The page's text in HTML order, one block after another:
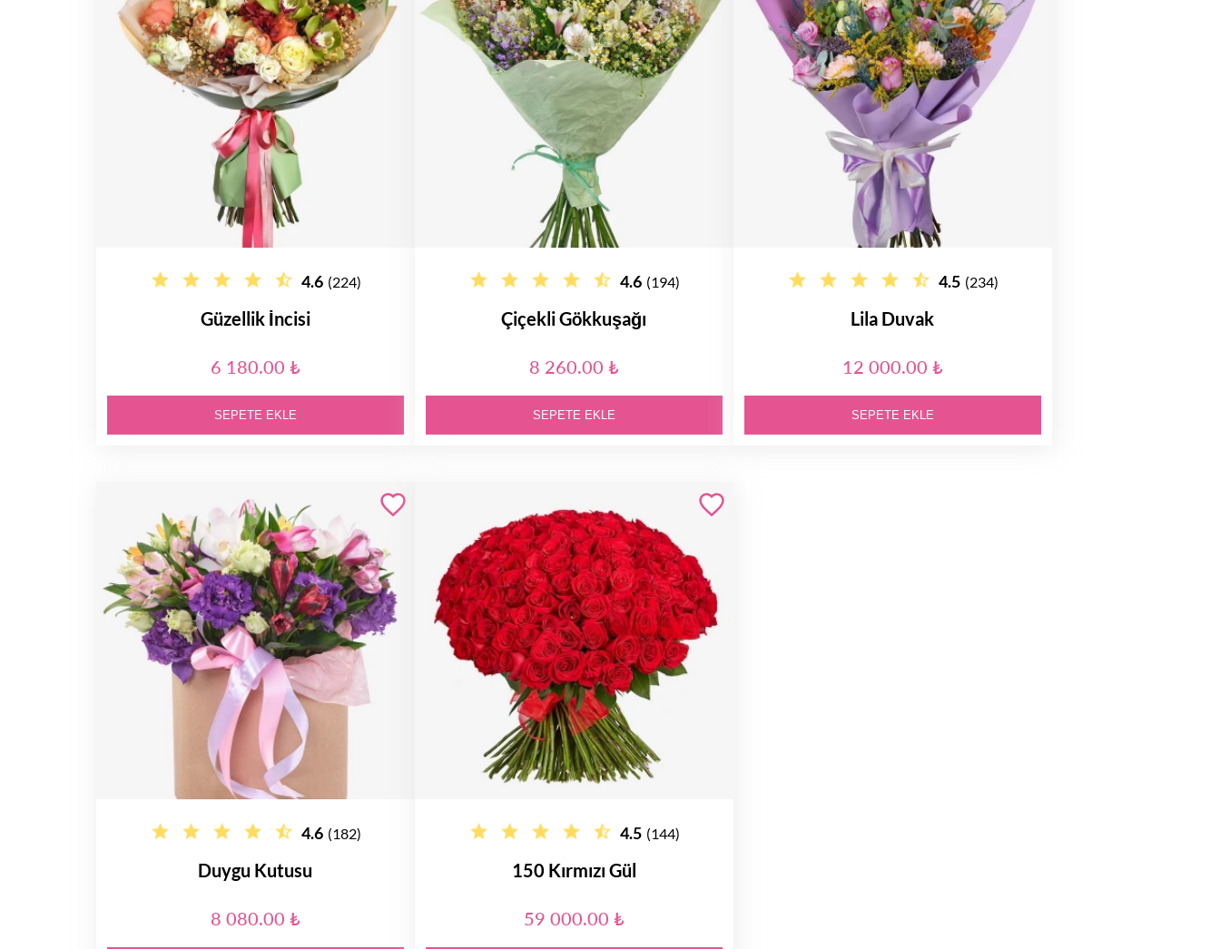
4.6 (224)
Güzellik İncisi
6 180.00 ₺
SEPETE EKLE
4.6 (194)
Çiçekli Gökkuşağı
8 260.00 ₺
SEPETE EKLE
4.5 (234)
Lila Duvak
12 000.00 ₺
SEPETE EKLE
4.6 (182)
Duygu Kutusu
8 080.00 ₺
4.5 (144)
150 Kırmızı Gül
59 000.00 ₺